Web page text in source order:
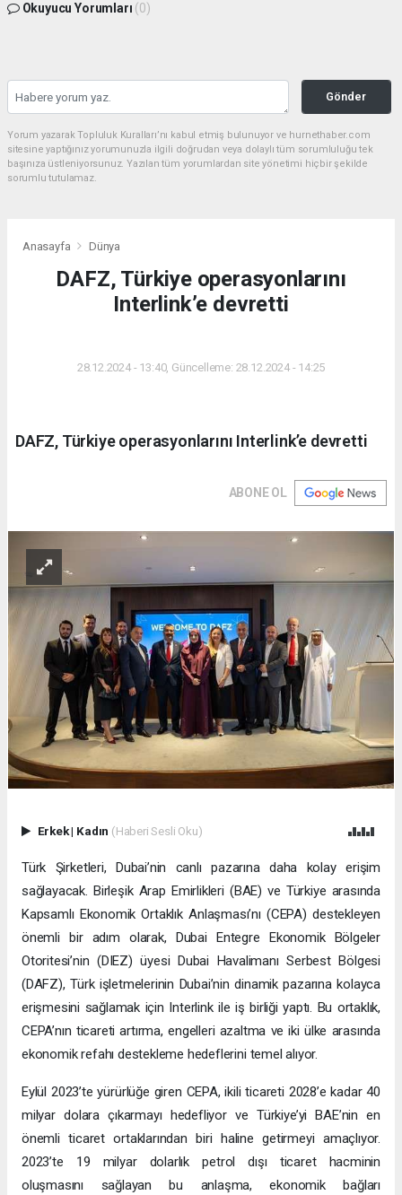
Okuyucu Yorumları (0)
Gönder
Yorum yazarak Topluluk Kuralları’nı kabul etmiş bulunuyor ve hurnethaber.com
sitesine yaptığınız yorumunuzla ilgili doğrudan veya dolaylı tüm sorumluluğu tek
başınıza üstleniyorsunuz. Yazılan tüm yorumlardan site yönetimi hiçbir şekilde
sorumlu tutulamaz.
Anasayfa Dünya
DAFZ, Türkiye operasyonlarını
Interlink’e devretti
28.12.2024 - 13:40, Güncelleme: 28.12.2024 - 14:25
DAFZ, Türkiye operasyonlarını Interlink’e devretti
ABONE OL
Erkek| Kadın (Haberi Sesli Oku)
Türk Şirketleri, Dubai’nin canlı pazarına daha kolay erişim
sağlayacak. Birleşik Arap Emirlikleri (BAE) ve Türkiye arasında
Kapsamlı Ekonomik Ortaklık Anlaşması’nı (CEPA) destekleyen
önemli bir adım olarak, Dubai Entegre Ekonomik Bölgeler
Otoritesi’nin (DIEZ) üyesi Dubai Havalimanı Serbest Bölgesi
(DAFZ), Türk işletmelerinin Dubai’nin dinamik pazarına kolayca
erişmesini sağlamak için Interlink ile iş birliği yaptı. Bu ortaklık,
CEPA’nın ticareti artırma, engelleri azaltma ve iki ülke arasında
ekonomik refahı destekleme hedeflerini temel alıyor.
Eylül 2023’te yürürlüğe giren CEPA, ikili ticareti 2028’e kadar 40
milyar dolara çıkarmayı hedefliyor ve Türkiye’yi BAE’nin en
önemli ticaret ortaklarından biri haline getirmeyi amaçlıyor.
2023’te 19 milyar dolarlık petrol dışı ticaret hacminin
oluşmasını sağlayan bu anlaşma, ekonomik bağları